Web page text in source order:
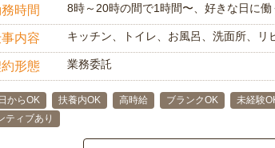
時間 8時～20時の間で1時間〜、好きな日に
内容 キッチン、トイレ、お風呂、洗面所、リ
形態 業務委託
からOK 扶養内OK 高時給 ブランクOK 未経験
ティブあり